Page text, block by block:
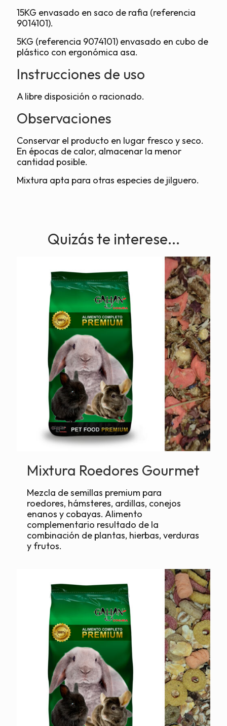
15KG envasado en saco de rafia (referencia
9014101).
5KG (referencia 9074101) envasado en cubo de
plástico con ergonómica asa.
Instrucciones de uso
A libre disposición o racionado.
Observaciones
Conservar el producto en lugar fresco y seco.
En épocas de calor, almacenar la menor
cantidad posible.
Mixtura apta para otras especies de jilguero.
Quizás te interese...
Mixtura Roedores Gourmet
Mezcla de semillas premium para
roedores, hámsteres, ardillas, conejos
enanos y cobayas. Alimento
complementario resultado de la
combinación de plantas, hierbas, verduras
y frutos.